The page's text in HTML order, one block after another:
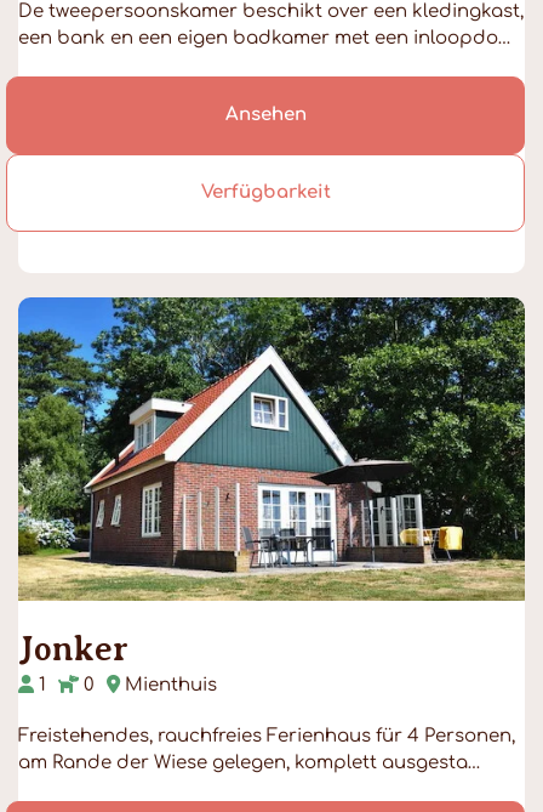
De tweepersoonskamer beschikt over een kledingkast,
een bank en een eigen badkamer met een inloopdo…
Ansehen
Verfügbarkeit
Jonker
1 0 Mienthuis
Freistehendes, rauchfreies Ferienhaus für 4 Personen,
am Rande der Wiese gelegen, komplett ausgesta…